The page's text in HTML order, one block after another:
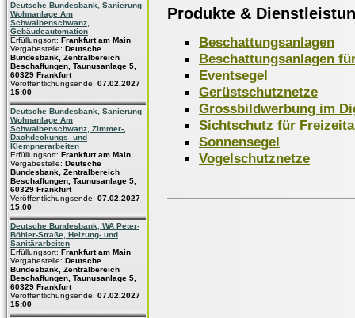
Deutsche Bundesbank, Sanierung
Wohnanlage Am
Schwalbenschwanz,
Gebäudeautomation
Erfüllungsort: Frankfurt am Main
Vergabestelle: Deutsche
Bundesbank, Zentralbereich
Beschaffungen, Taunusanlage 5,
60329 Frankfurt
Veröffentlichungsende: 07.02.2027
15:00
Deutsche Bundesbank, Sanierung
Wohnanlage Am
Schwalbenschwanz, Zimmer-,
Dachdeckungs- und
Klempnerarbeiten
Erfüllungsort: Frankfurt am Main
Vergabestelle: Deutsche
Bundesbank, Zentralbereich
Beschaffungen, Taunusanlage 5,
60329 Frankfurt
Veröffentlichungsende: 07.02.2027
15:00
Deutsche Bundesbank, WA Peter-
Böhler-Straße, Heizung- und
Sanitärarbeiten
Erfüllungsort: Frankfurt am Main
Vergabestelle: Deutsche
Bundesbank, Zentralbereich
Beschaffungen, Taunusanlage 5,
60329 Frankfurt
Veröffentlichungsende: 07.02.2027
15:00
Produkte &
Beschattungsanlagen
Beschattungsanlagen
Eventsegel
Gerüstschutznetze
Grossbildwerbung im
Sichtschutz für
Sonnensegel
Vogelschutznetze